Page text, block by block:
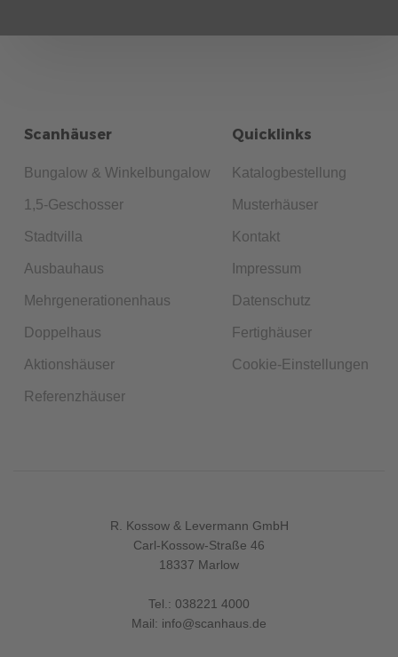
Scanhäuser
Bungalow & Winkelbungalow
1,5-Geschosser
Stadtvilla
Ausbauhaus
Mehrgenerationenhaus
Doppelhaus
Aktionshäuser
Referenzhäuser
Quicklinks
Katalogbestellung
Musterhäuser
Kontakt
Impressum
Datenschutz
Fertighäuser
Cookie-Einstellungen
R. Kossow & Levermann GmbH
Carl-Kossow-Straße 46
18337 Marlow
Tel.: 038221 4000
Mail: info@scanhaus.de